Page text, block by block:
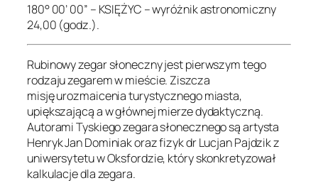
180° 00’ 00” – KSIĘŻYC – wyróżnik astronomiczny
24,00 (godz.).
Rubinowy zegar słoneczny jest pierwszym tego
rodzaju zegarem w mieście. Ziszcza
misję urozmaicenia turystycznego miasta,
upiększającą a w głównej mierze dydaktyczną.
Autorami Tyskiego zegara słonecznego są artysta
Henryk Jan Dominiak oraz fizyk dr Lucjan Pajdzik z
uniwersytetu w Oksfordzie, który skonkretyzował
kalkulacje dla zegara.